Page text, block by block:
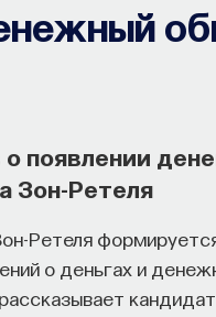
появлении
Зон-Ретеля
Ретеля
о деньгах и